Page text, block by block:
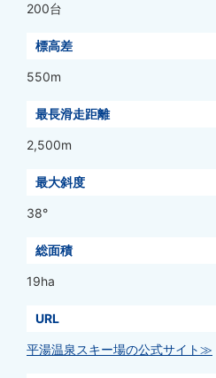
200台
標高差
550m
最長滑走距離
2,500m
最大斜度
38°
総面積
19ha
URL
平湯温泉スキー場の公式サイト≫